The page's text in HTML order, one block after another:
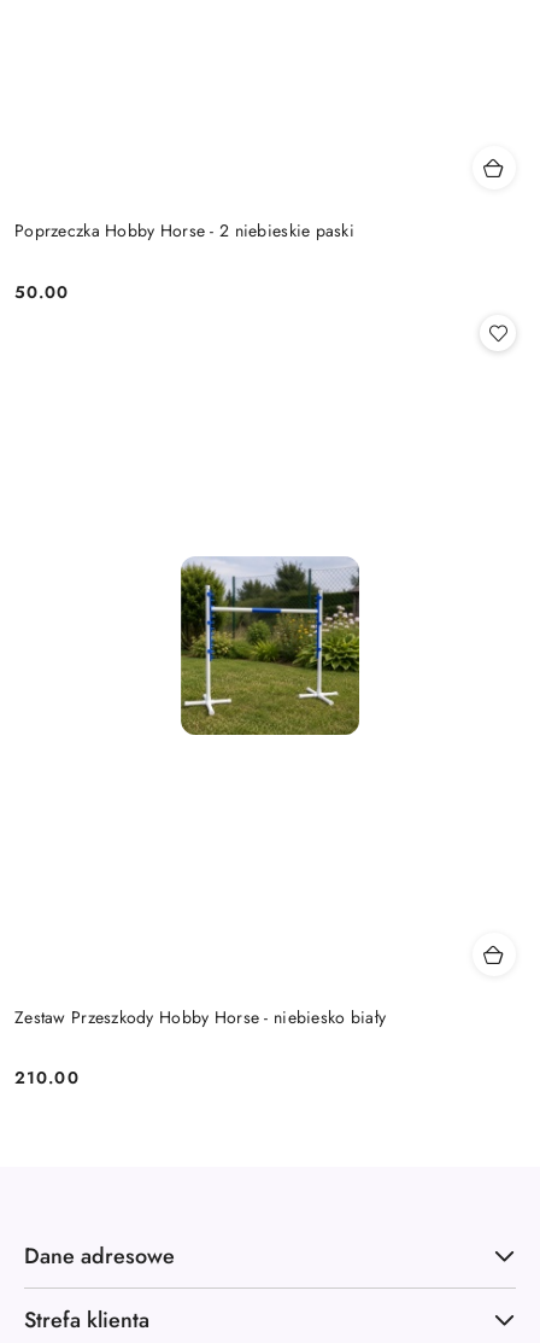
Poprzeczka Hobby Horse - 2 niebieskie paski
Cena:
50.00
Zestaw Przeszkody Hobby Horse - niebiesko biały
Cena:
210.00
Dane adresowe
Strefa klienta